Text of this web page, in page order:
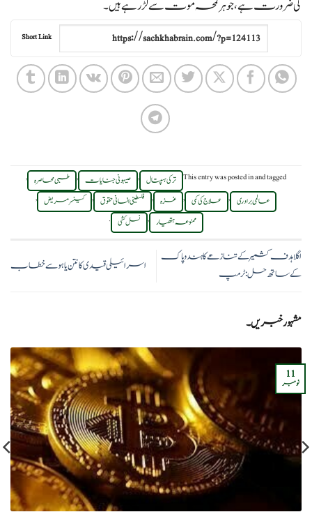
کی ضرورت ہے، جو ہر لمحہ موت سے لڑ رہے ہیں۔
Short Link
This entry was posted inand tagged ترکی ہسپتال , صیہونی جنایات , طبی محاصرہ ,
عالمی برادری , علاج کی کمی , غزہ , فلسطینی انسانی حقوق , کینسر مریض ,
ممنوعہ ہتھیار , نسل کشی .
اگلا ہدف کشمیر کے تنازعے کا ہند و پاک
کے ساتھ حل: ٹرمپ
اسرائیلی قیدی کا نتن یاہو سے خطاب
مشہور خبریں۔
11
نومبر